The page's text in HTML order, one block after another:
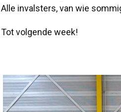
Alle invalsters, van wie
Tot volgende week!